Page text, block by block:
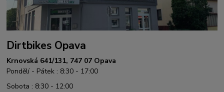
Dirtbikes Opava
Krnovská 641/131, 747 07 Opava
Pondělí - Pátek : 8:30 - 17:00
Sobota : 8:30 - 12:00